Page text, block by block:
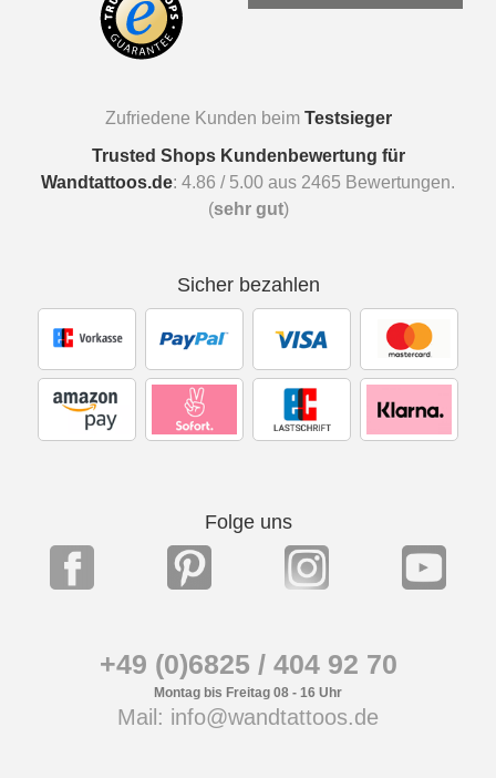
Zufriedene Kunden beim Testsieger
Trusted Shops Kundenbewertung für
Wandtattoos.de: 4.86 / 5.00 aus 2465 Bewertungen.
(sehr gut)
Sicher bezahlen
Folge uns
+49 (0)6825 / 404 92 70
Montag bis Freitag 08 - 16 Uhr
Mail: info@wandtattoos.de